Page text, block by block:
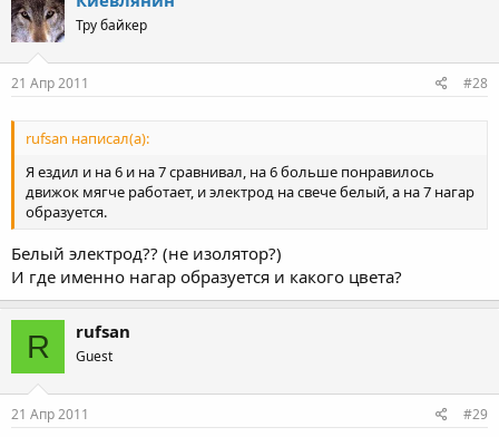
Тру байкер
21 Апр 2011 #28
rufsan написал(а):
Я ездил и на 6 и на 7 сравнивал, на 6 больше понравилось
движок мягче работает, и электрод на свече белый, а на 7 нагар
образуется.
Белый электрод?? (не изолятор?)
И где именно нагар образуется и какого цвета?
R rufsan
Guest
21 Апр 2011 #29